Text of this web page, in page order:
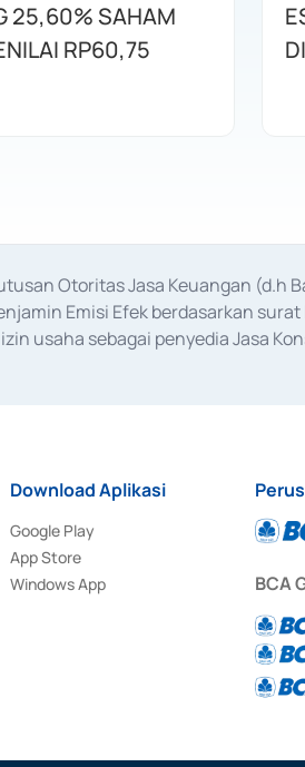
25,60% SAHAM
RP60,75
Otoritas Jasa Keuangan (d.h
Emisi Efek berdasarkan
usaha sebagai penyedia Jasa
Download Aplikasi
Google Play
App Store
Windows App
BCA